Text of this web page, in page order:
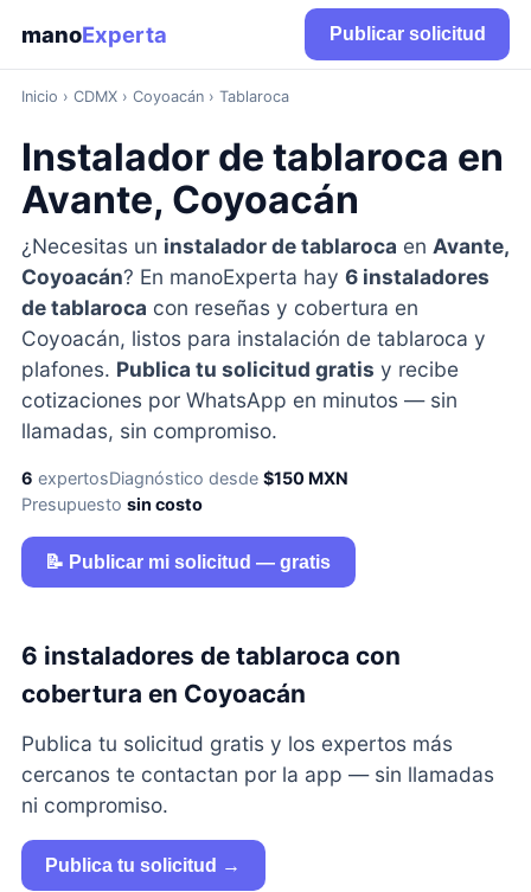
manoExperta Publicar solicitud
Inicio › CDMX› Coyoacán › Tablaroca
Instalador de tablaroca en
Avante, Coyoacán
¿Necesitas un instalador de tablaroca en Avante,
Coyoacán? En manoExperta hay 6 instaladores
de tablaroca con reseñas y cobertura en
Coyoacán, listos para instalación de tablaroca y
plafones. Publica tu solicitud gratis y recibe
cotizaciones por WhatsApp en minutos — sin
llamadas, sin compromiso.
6 expertosDiagnóstico desde $150 MXN
Presupuesto sin costo
📝 Publicar mi solicitud — gratis
6 instaladores de tablaroca con
cobertura en Coyoacán
Publica tu solicitud gratis y los expertos más
cercanos te contactan por la app — sin llamadas
ni compromiso.
Publica tu solicitud →